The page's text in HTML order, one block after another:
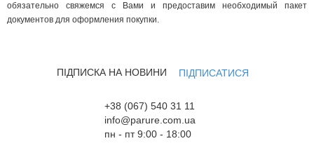
обязательно свяжемся с Вами и предоставим необходимый пакет
документов для оформления покупки.
ПІДПИСКА НА НОВИНИ ПІДПИСАТИСЯ
+38 (067) 540 31 11
info@parure.com.ua
пн - пт 9:00 - 18:00